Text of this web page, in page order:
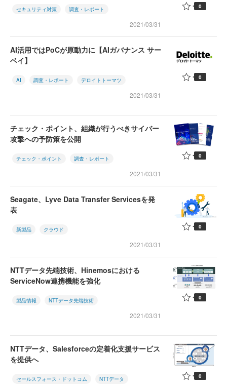
セキュリティ対策 調査・レポート
2021/03/31
0
AI活用ではPoCが原動力に【AIガバナンス サー
ベイ】
AI 調査・レポート デロイトトーマツ
2021/03/31
0
チェック・ポイント、組織が行うべきサイバー
攻撃への予防策を公開
チェック・ポイント 調査・レポート
2021/03/31
0
Seagate、Lyve Data Transfer Servicesを発
表
新製品 クラウド
2021/03/31
0
NTTデータ先端技術、Hinemosにおける
ServiceNow連携機能を強化
製品情報 NTTデータ先端技術
2021/03/31
0
NTTデータ、Salesforceの定着化支援サービス
を提供へ
セールスフォース・ドットコム NTTデータ 0